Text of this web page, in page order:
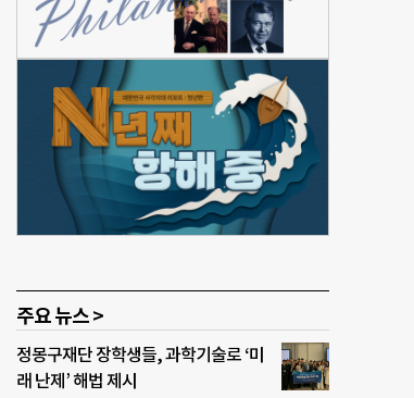
주요 뉴스 >
정몽구재단 장학생들, 과학기술로 ‘미
래 난제’ 해법 제시